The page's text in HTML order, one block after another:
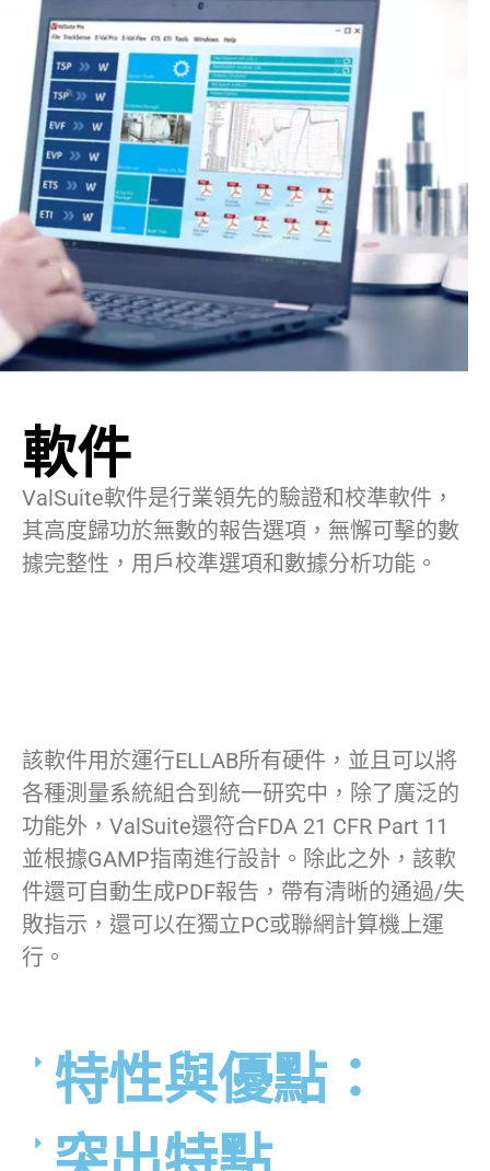
軟件
ValSuite軟件是行業領先的驗證和校準軟件，
其高度歸功於無數的報告選項，無懈可擊的數
據完整性，用戶校準選項和數據分析功能。
該軟件用於運行ELLAB所有硬件，並且可以將
各種測量系統組合到統一研究中，除了廣泛的
功能外，ValSuite還符合FDA 21 CFR Part 11
並根據GAMP指南進行設計。除此之外，該軟
件還可自動生成PDF報告，帶有清晰的通過/失
敗指示，還可以在獨立PC或聯網計算機上運
行。
特性與優點：